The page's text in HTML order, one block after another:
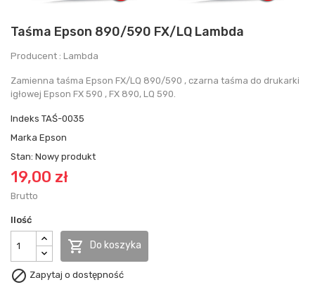
Taśma Epson 890/590 FX/LQ Lambda
Producent : Lambda
Zamienna taśma Epson FX/LQ 890/590 , czarna taśma do drukarki
igłowej Epson FX 590 , FX 890, LQ 590.
Indeks TAŚ-0035
Marka Epson
Stan: Nowy produkt
19,00 zł
Brutto
Ilość
 Do koszyka
 Zapytaj o dostępność